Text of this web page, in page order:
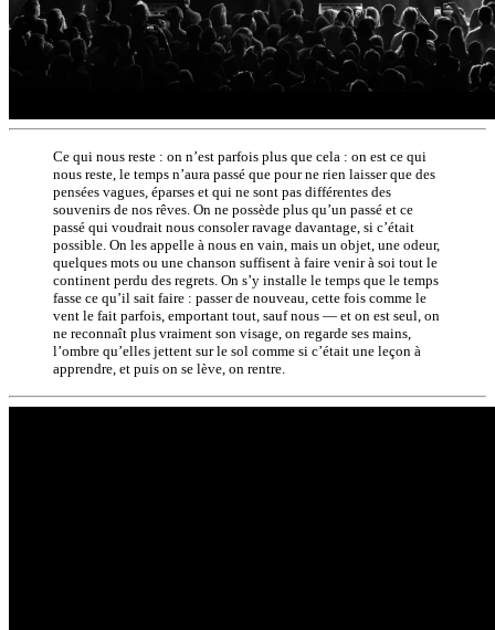
Ce qui nous reste : on n’est parfois plus que cela : on est ce qui
nous reste, le temps n’aura passé que pour ne rien laisser que des
pensées vagues, éparses et qui ne sont pas différentes des
souvenirs de nos rêves. On ne possède plus qu’un passé et ce
passé qui voudrait nous consoler ravage davantage, si c’était
possible. On les appelle à nous en vain, mais un objet, une odeur,
quelques mots ou une chanson suffisent à faire venir à soi tout le
continent perdu des regrets. On s’y installe le temps que le temps
fasse ce qu’il sait faire : passer de nouveau, cette fois comme le
vent le fait parfois, emportant tout, sauf nous — et on est seul, on
ne reconnaît plus vraiment son visage, on regarde ses mains,
l’ombre qu’elles jettent sur le sol comme si c’était une leçon à
apprendre, et puis on se lève, on rentre.